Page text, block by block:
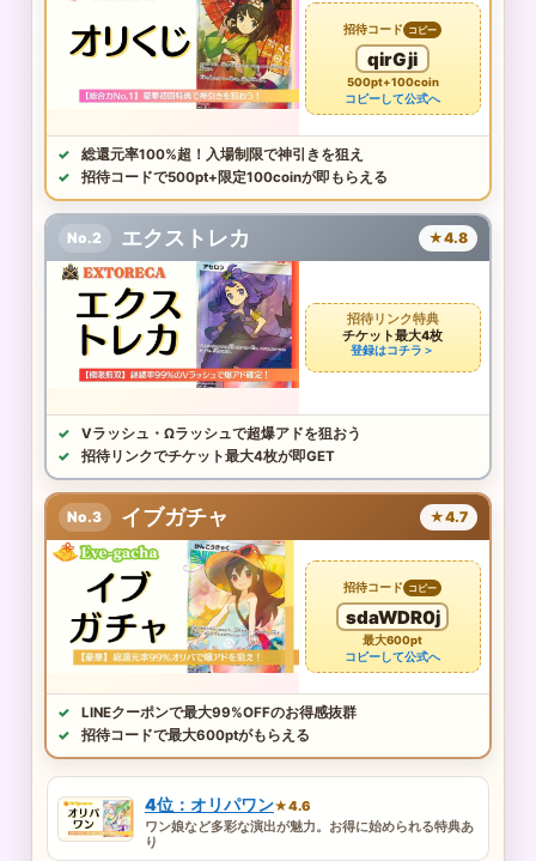
招待コード コピー
qirGji
500pt+100coin
コピーして公式へ
総還元率100%超！入場制限で神引きを狙え
招待コードで500pt+限定100coinが即もらえる
No.2 エクストレカ ★4.8
招待リンク特典
チケット最大4枚
登録はコチラ＞
Vラッシュ・Ωラッシュで超爆アドを狙おう
招待リンクでチケット最大4枚が即GET
No.3 イブガチャ ★4.7
招待コード コピー
sdaWDR0j
最大600pt
コピーして公式へ
LINEクーポンで最大99%OFFのお得感抜群
招待コードで最大600ptがもらえる
4位：オリパワン★4.6
ワン娘など多彩な演出が魅力。お得に始められる特典あ
り